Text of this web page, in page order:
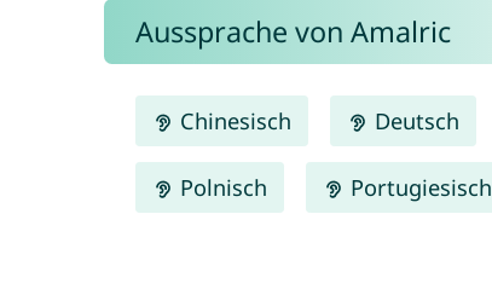
Aussprache von Amalric
Chinesisch Deutsch
Polnisch Portugiesisch